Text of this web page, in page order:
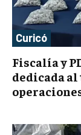
Curicó
Fiscalía y
dedicada al